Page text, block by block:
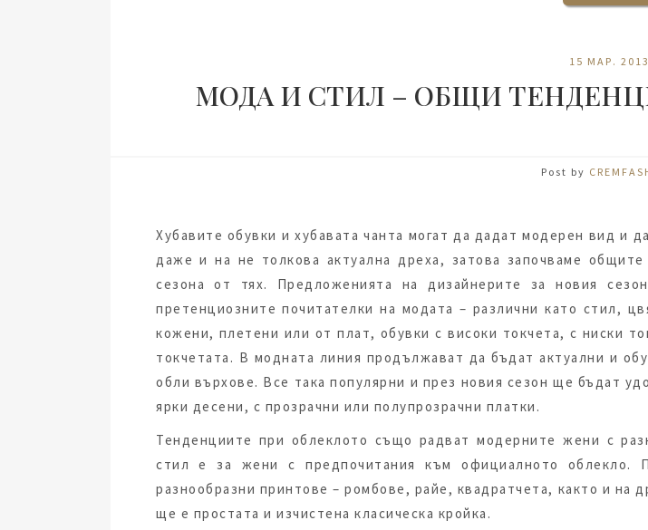
15 МАР. 2013
МОДА И СТИЛ – ОБЩИ
Post by
Хубавите обувки и хубавата чанта могат да дадат модерен вид и
даже и на не толкова актуална дреха, затова започваме
сезона от тях. Предложенията на дизайнерите за новия
претенциозните почитателки на модата – различни като стил,
кожени, плетени или от плат, обувки с високи токчета, с ниски
токчетата. В модната линия продължават да бъдат актуални и
обли върхове. Все така популярни и през новия сезон ще бъдат
ярки десени, с прозрачни или полупрозрачни платки.
Тенденциите при облеклото също радват модерните жени с
стил е за жени с предпочитания към официалното облекло.
разнообразни принтове – ромбове, райе, квадратчета, както и
ще е простата и изчистена класическа кройка.